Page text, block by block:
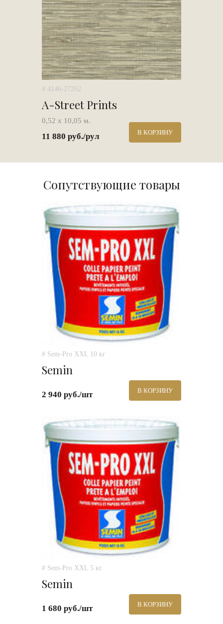
# 4146-27262
A-Street Prints
0,52 х 10,05 м.
11 880 руб./рул В КОРЗИНУ
Сопутствующие товары
# Sem-Pro XXL 10 кг
Semin
2 940 руб./шт В КОРЗИНУ
# Sem-Pro XXL 5 кг.
Semin
1 680 руб./шт В КОРЗИНУ